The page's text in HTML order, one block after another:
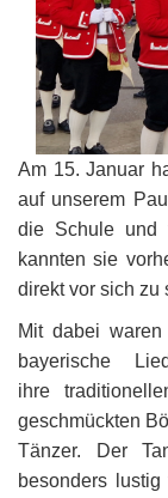
Am 15. Januar
auf unserem
die Schule und
kannten sie
direkt vor sich zu
Mit dabei
bayerische
ihre
geschmückten
Tänzer. Der
besonders